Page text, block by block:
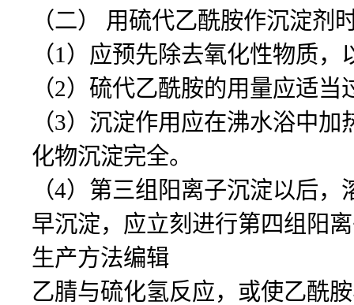
（二） 用硫代乙酰胺作沉淀剂
（1）应预先除去氧化性物质
（2）硫代乙酰胺的用量应适
（3）沉淀作用应在沸水浴中
化物沉淀完全。
（4）第三组阳离子沉淀以后
早沉淀，应立刻进行第四组阳
生产方法编辑
乙腈与硫化氢反应，或使乙酰